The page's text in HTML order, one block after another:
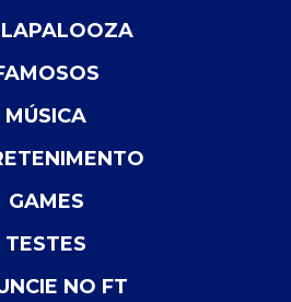
MÚSICA
GAMES
TESTES
NO FT